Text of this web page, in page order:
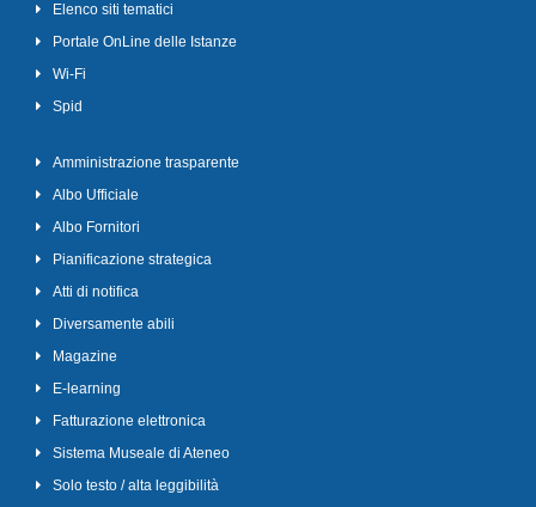
Elenco siti tematici
Portale OnLine delle Istanze
Wi-Fi
Spid
Amministrazione trasparente
Albo Ufficiale
Albo Fornitori
Pianificazione strategica
Atti di notifica
Diversamente abili
Magazine
E-learning
Fatturazione elettronica
Sistema Museale di Ateneo
Solo testo / alta leggibilità